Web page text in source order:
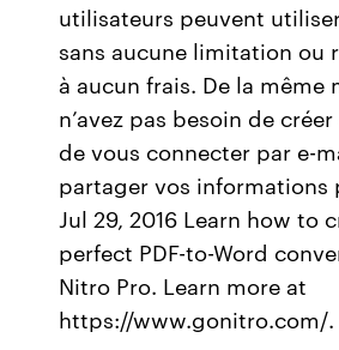
utilisateurs peuvent
sans aucune limitation ou
à aucun frais. De la même
n’avez pas besoin de
de vous connecter par e-
partager vos informations
Jul 29, 2016 Learn how to
perfect PDF-to-Word
Nitro Pro. Learn more at
https://www.gonitro.com/.